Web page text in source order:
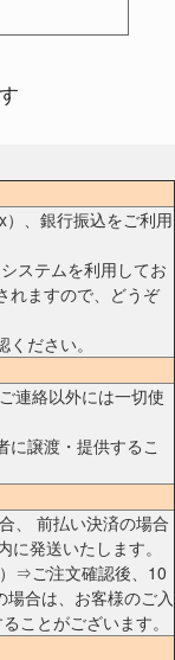
、銀行振込をご利用
ステムを利用してお
れますので、どうぞ
ださい。
連絡以外には一切使
に譲渡・提供するこ
、 前払い決済の場合
発送いたします。
⇒ご注文確認後、10
合は、お客様のご入
ことがございます。